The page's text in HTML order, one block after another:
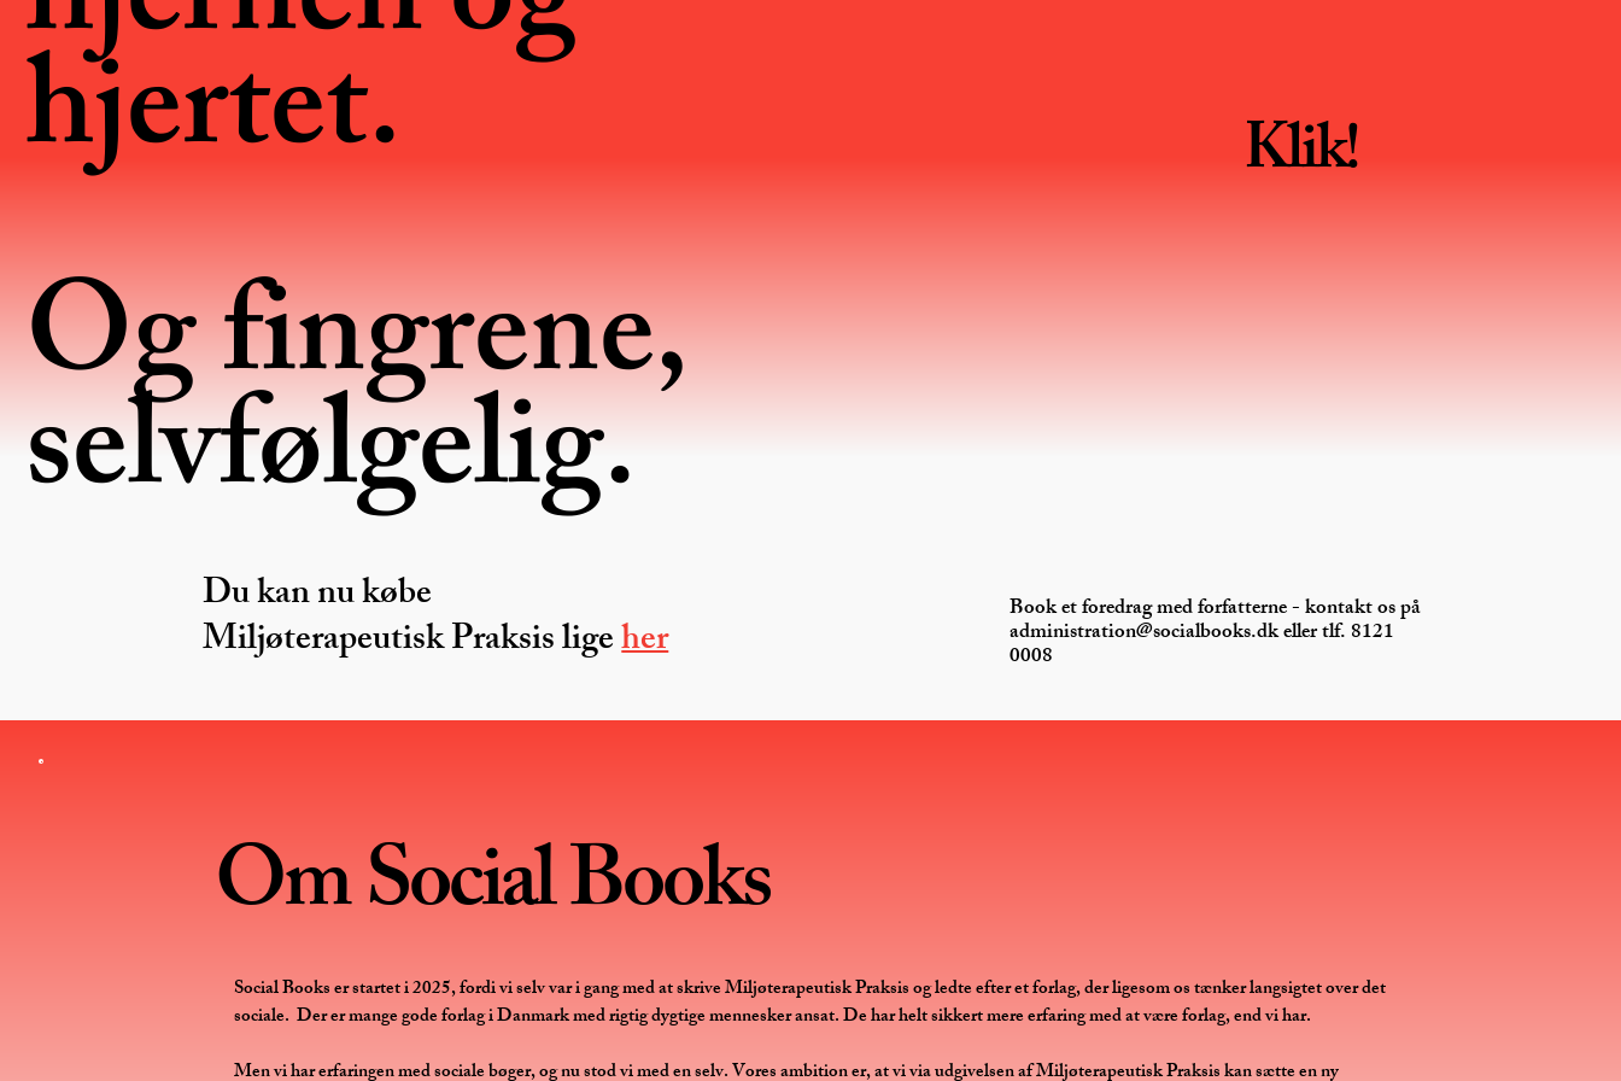
hjertet.
Og fingrene,
selvfølgelig.
Du kan nu købe
Miljøterapeutisk Praksis ligeher
Klik!
Book et foredrag med forfatterne - kontakt os på
administration@socialbooks.dkeller tlf. 8121
0008
Om Social Books
Social Books er startet i 2025, fordi vi selv var i gang med at skrive Miljøterapeutisk Praksis og ledte efter et forlag, der ligesom os tænker langsigtet over det
sociale. Der er mange gode forlag i Danmark med rigtig dygtige mennesker ansat. De har helt sikkert mere erfaring med at være forlag, end vi har.
Men vi har erfaringen med sociale bøger, og nu stod vi med en selv. Vores ambition er, at vi via udgivelsen af Miljøterapeutisk Praksis kan sætte en ny